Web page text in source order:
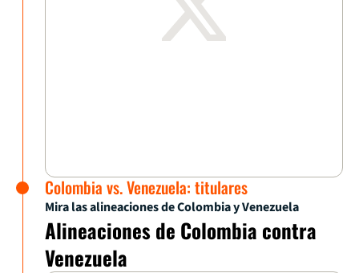
Colombia vs. Venezuela: titulares
Mira las alineaciones de Colombia y Venezuela
Alineaciones de Colombia contra
Venezuela